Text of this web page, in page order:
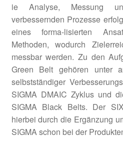
IT
Prozesse & KVP
HACCP
LEAN & 6 Sigma
ie Analyse, Messung
verbessernden Prozesse
eines forma-lisierten
Methoden, wodurch
messbar werden. Zu den
Green Belt gehören unter
selbstständiger
SIGMA DMAIC Zyklus und
SIGMA Black Belts. Der
hierbei durch die Ergänzung
SIGMA schon bei der